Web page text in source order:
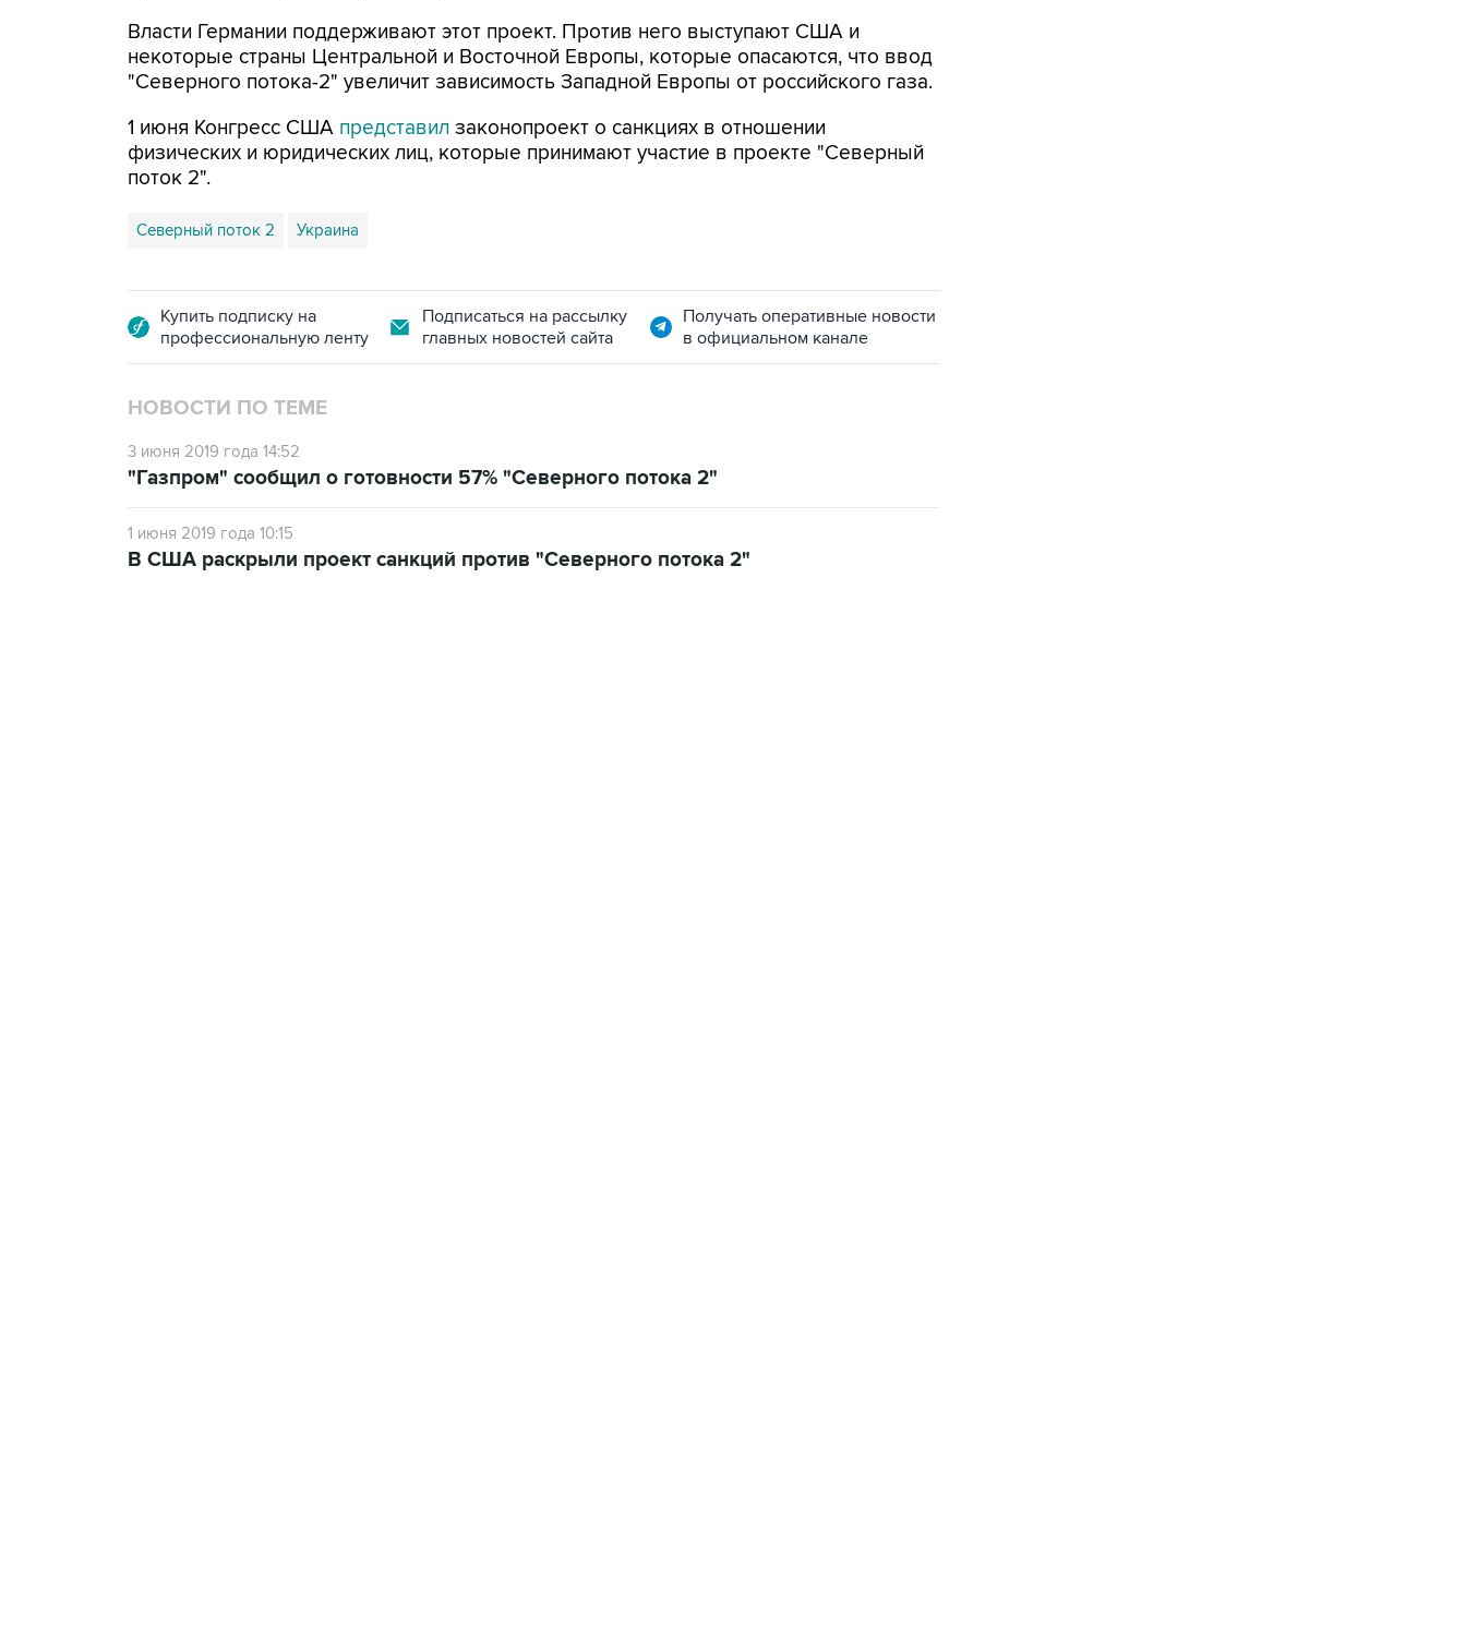
Власти Германии поддерживают этот проект. Против него выступают США и
некоторые страны Центральной и Восточной Европы, которые опасаются, что ввод
"Северного потока-2" увеличит зависимость Западной Европы от российского газа.
1 июня Конгресс США представил законопроект о санкциях в отношении
физических и юридических лиц, которые принимают участие в проекте "Северный
поток 2".
Северный поток 2 Украина
Купить подписку на
профессиональную ленту
Подписаться на рассылку
главных новостей сайта
Получать оперативные новости
в официальном канале
НОВОСТИ ПО ТЕМЕ
3 июня 2019 года 14:52
"Газпром" сообщил о готовности 57% "Северного потока 2"
1 июня 2019 года 10:15
В США раскрыли проект санкций против "Северного потока 2"